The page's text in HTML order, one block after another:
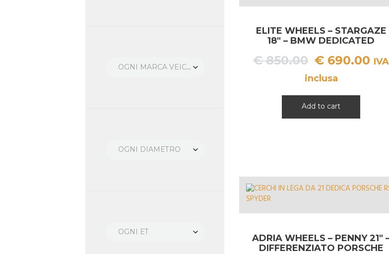
ELITE WHEELS – STARGAZE
18″ – BMW DEDICATED
€850.00 Il
prezzo
era:
€ 850.00.
€ 690.00 Il
IVA
inclusa
Add to cart
ADRIA WHEELS – PENNY 21″
DIFFERENZIATO PORSCHE
OGNI MARCA VEICOLO
OGNI DIAMETRO
OGNI ET